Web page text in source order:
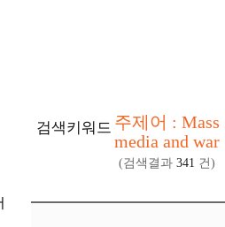
검색키워드 주제어 : Mass
media and war
(검색결과 341 건)